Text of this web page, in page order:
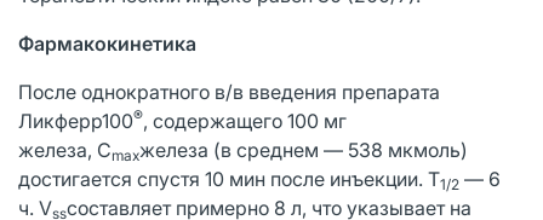
Фармакокинетика
После однократного в/в введения препарата
Ликферр100®, содержащего 100 мг
железа, Cmaxжелеза (в среднем — 538 мкмоль)
достигается спустя 10 мин после инъекции. T1/2 — 6
ч. Vssсоставляет примерно 8 л, что указывает на